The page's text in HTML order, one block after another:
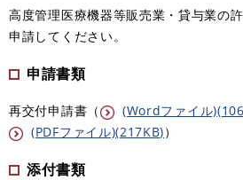
高度管理医療機器等販売業・貸与業の
申請してください。
申請書類
再交付申請書（ (Wordファイル
(PDFファイル)(217KB)）
添付書類